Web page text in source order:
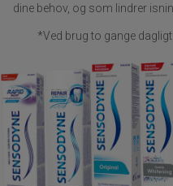
dine behov, og som lindrer
*Ved brug to gange dagligt